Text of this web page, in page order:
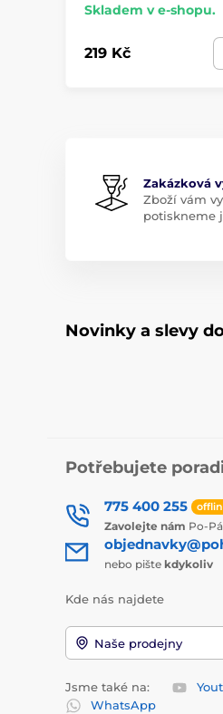
Skladem v e-shopu.
219 Kč
Zakázková
Zboží vám
potiskneme
Novinky a slevy
Potřebujete
775 400 255
Zavolejte nám Po-
nebo pište kdykoliv
Kde nás najdete
Naše prodejny
Jsme také na:
WhatsApp